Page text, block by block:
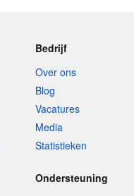
Bedrijf
Over ons
Blog
Vacatures
Media
Statistieken
Ondersteuning